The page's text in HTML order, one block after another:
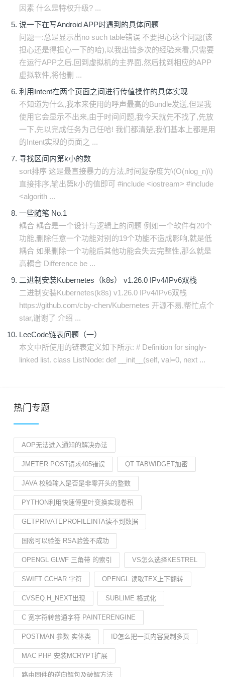
因素 什么是特权升级? ...
说一下在写Android APP时遇到的具体问题
问题一:总是显示出no such table错误 不要担心这个问题(该
担心还是得担心一下的哈),以我出错多次的经验来看,只需要
在运行APP之后,回到虚拟机的主界面,然后找到相应的APP
虚拟软件,将他删 ...
利用Intent在两个页面之间进行传值操作的具体实现
不知道为什么,我本来使用的呼声最高的Bundle发送,但是我
使用它会显示不出来,由于时间问题,我今天就先不找了,先放
一下,先以完成任务为己任哈! 我们都清楚,我们基本上都是用
的Intent实现的页面之 ...
寻找区间内第k小的数
sort排序 这是最直接暴力的方法,时间复杂度为\(O(nlog_n)\)
直接排序,输出第k小的值即可 #include <iostream> #include
<algorith ...
一些随笔 No.1
耦合 耦合是一个设计与逻辑上的问题 例如一个软件有20个
功能,删除任意一个功能对别的19个功能不造成影响,就是低
耦合 如果删除一个功能后其他功能会失去完整性,那么就是
高耦合 Difference be ...
二进制安装Kubernetes（k8s） v1.26.0 IPv4/IPv6双栈
二进制安装Kubernetes(k8s) v1.26.0 IPv4/IPv6双栈
https://github.com/cby-chen/Kubernetes 开源不易,帮忙点个
star,谢谢了 介绍 ...
LeeCode链表问题（一）
本文中所使用的链表定义如下所示: # Definition for singly-
linked list. class ListNode: def __init__(self, val=0, next ...
热门专题
AOP无法进入通知的解决办法
JMETER POST请求405错误 QT TABWIDGET加密
JAVA 校验输入是否是非零开头的整数
PYTHON利用快速傅里叶变换实现卷积
GETPRIVATEPROFILEINTA读不到数据
国密可以验签 RSA验签不成功
OPENGL GLWF 三角带 的索引 VS怎么选择KESTREL
SWIFT CCHAR 字符 OPENGL 读取TEX上下翻转
CVSEQ.H_NEXT出现 SUBLIME 格式化
C 宽字符转普通字符 PAINTERENGINE
POSTMAN 参数 实体类 ID怎么把一页内容复制多页
MAC PHP 安装MCRYPT扩展
路由固件的逆向解包及破解方法